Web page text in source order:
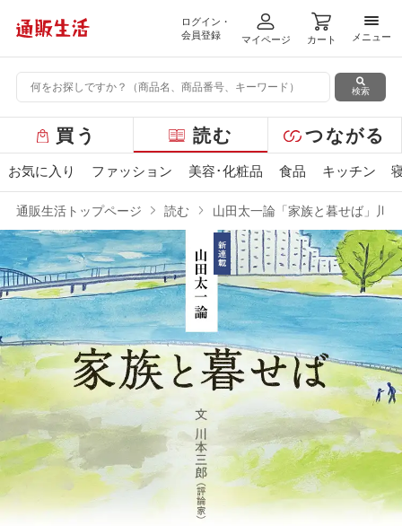
ログイン・
会員登録
マイページ カート
メニ
メニュー
検索
ー
バ
ニ
ュ
ー
買う 読む つながる
お気に入り ファッション 美容･化粧品 食品 キッチン
通販生活トップページ 読む 山田太一論「家族と暮せば」川